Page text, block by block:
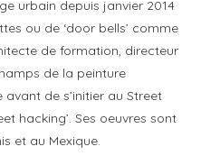
urbain depuis janvier 2014
ou de ‘door bells’ comme
de formation, directeur
de la peinture
de s’initier au Street
hacking’. Ses oeuvres sont
et au Mexique.